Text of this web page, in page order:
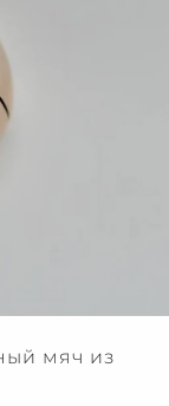
мяч из